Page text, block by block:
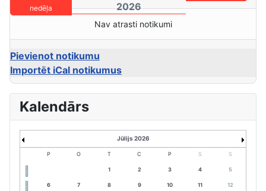
nedēļa
2026
Nav atrasti notikumi
Pievienot notikumu
Importēt iCal notikumus
Kalendārs
Jūlijs 2026
P O T C P S S
1 2 3 4 5
6 7 8 9 10 11 12